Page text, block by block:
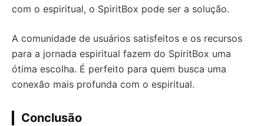
com o espiritual, o SpiritBox pode ser a solução.
A comunidade de usuários satisfeitos e os recursos
para a jornada espiritual fazem do SpiritBox uma
ótima escolha. É perfeito para quem busca uma
conexão mais profunda com o espiritual.
Conclusão